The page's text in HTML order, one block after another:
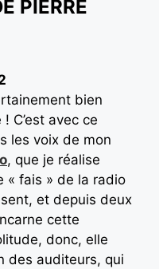
PIERRE
bien
C’est avec ce
les voix de mon
, que je réalise
« fais » de la radio
et depuis deux
cette
donc, elle
des auditeurs, qui